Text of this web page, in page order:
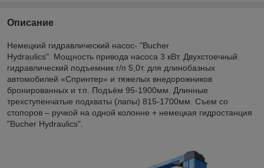
Описание
Немецкий гидравлический насос- "Bucher
Hydraulics". Мощность привода насоса 3 кВт. Двухстоечный
гидравлический подъемник г/п 5,0т. для длинобазных
автомобилей «Спринтер» и тяжелых внедорожников
бронированных и т.п. Подъём 95-1900мм. Длинные
трехступенчатые подхваты (лапы) 815-1700мм. Съем со
стопоров – ручкой на одной колонне + немецкая гидростанция
"Bucher Hydraulics".